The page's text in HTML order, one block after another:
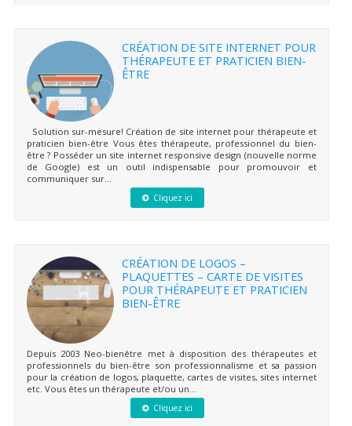
CRÉATION DE SITE INTERNET POUR
THÉRAPEUTE ET PRATICIEN BIEN-
ÊTRE
Solution sur-mesure! Création de site internet pour thérapeute et
praticien bien-être Vous êtes thérapeute, professionnel du bien-
être ? Posséder un site internet responsive design (nouvelle norme
de Google) est un outil indispensable pour promouvoir et
communiquer sur...
Cliquez ici
CRÉATION DE LOGOS –
PLAQUETTES – CARTE DE VISITES
POUR THÉRAPEUTE ET PRATICIEN
BIEN-ÊTRE
Depuis 2003 Neo-bienêtre met à disposition des thérapeutes et
professionnels du bien-être son professionnalisme et sa passion
pour la création de logos, plaquette, cartes de visites, sites internet
etc. Vous êtes un thérapeute et/ou un...
Cliquez ici